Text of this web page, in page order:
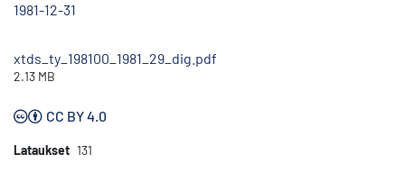
1981-12-31
xtds_ty_198100_1981_29_dig.pdf
2.13 MB
CC BY 4.0
Lataukset 131